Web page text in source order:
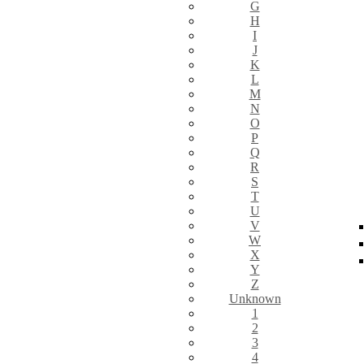
G
H
I
J
K
L
M
N
O
P
Q
R
S
T
U
V
W
X
Y
Z
Unknown
1
2
3
4